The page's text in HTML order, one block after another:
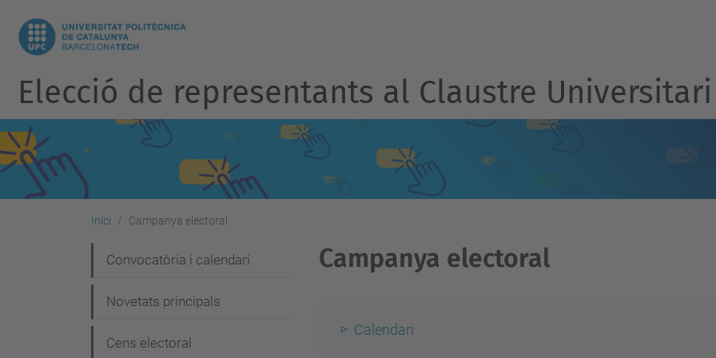
Elecció de representants al Claustre Universitari
Inici Campanya electoral
Campanya electoral
Calendari
a
v
Convocatòria i calendari
Novetats principals
Cens electoral